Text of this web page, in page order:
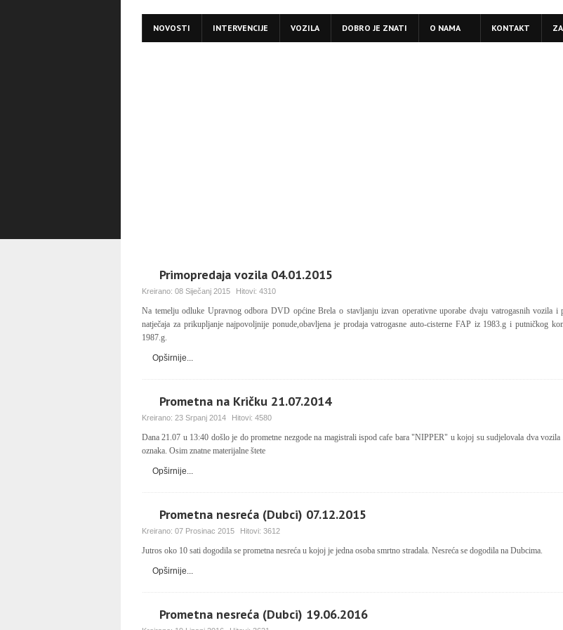
NOVOSTI INTERVENCIJE VOZILA DOBRO JE ZNATI O NAMA KONTAKT
Primopredaja vozila 04.01.2015
Kreirano: 08 Siječanj 2015 Hitovi: 4310
Na temelju odluke Upravnog odbora DVD općine Brela o stavljanju izvan operativne uporabe dvaju vatrogasnih vozila i
natječaja za prikupljanje najpovoljnije ponude,obavljena je prodaja vatrogasne auto-cisterne FAP iz 1983.g i putničkog
1987.g.
Opširnije...
Prometna na Kričku 21.07.2014
Kreirano: 23 Srpanj 2014 Hitovi: 4580
Dana 21.07 u 13:40 došlo je do prometne nezgode na magistrali ispod cafe bara "NIPPER" u kojoj su sudjelovala dva vozila
oznaka. Osim znatne materijalne štete
Opširnije...
Prometna nesreća (Dubci) 07.12.2015
Kreirano: 07 Prosinac 2015 Hitovi: 3612
Jutros oko 10 sati dogodila se prometna nesreća u kojoj je jedna osoba smrtno stradala. Nesreća se dogodila na Dubcima.
Opširnije...
Prometna nesreća (Dubci) 19.06.2016